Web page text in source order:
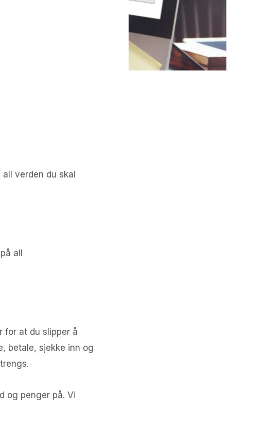
verden du skal
all
for at du slipper å
betale, sjekke inn og
og penger på. Vi